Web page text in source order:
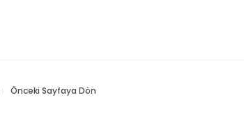
Önceki Sayfaya Dön